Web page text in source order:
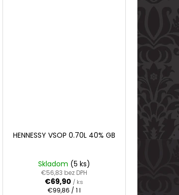
HENNESSY VSOP 0.70L 40% GB
Skladom (5 ks)
€56,83 bez DPH
€69,90 / ks
Jednotková
€99,86 / 1 l